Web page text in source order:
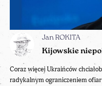
Jan ROKITA
Kijowskie
Coraz więcej Ukraińców
radykalnym ograniczeniem